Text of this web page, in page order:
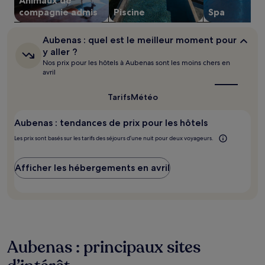
susceptibles
de
conditions
supplémentaires
peuvent
compagnie admis
Piscine Spa
Aubenas :
quel
est
le
meilleur
Aubenas : quel est le meilleur moment pour
y aller ?
Nos prix pour les hôtels à Aubenas sont les moins chers en
avril
TarifsMétéo
Aubenas : tendances de prix pour les hôtels
Les prix sont basés sur les tarifs des séjours d’une nuit pour deux voyageurs.
Afficher les hébergements en avril
Aubenas : principaux sites